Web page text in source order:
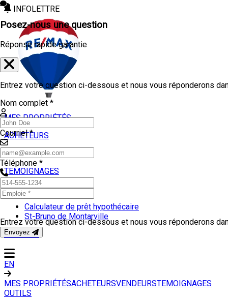
INFOLETTRE
MES PROPRIÉTÉS
ACHETEURS
VENDEURS
TEMOIGNAGES
OUTILS
Calculateur de prêt hypothécaire
St-Bruno de Montarville
CONTACT
EN
MES PROPRIÉTÉSACHETEURSVENDEURSTEMOIGNAGES
OUTILS
Posez-nous une question
Réponse rapide garantie
Entrez votre question ci-dessous et nous vous réponderons
Nom complet *
Courriel *
Téléphone *
Entrez votre question ci-dessous et nous vous réponderons
Envoyez